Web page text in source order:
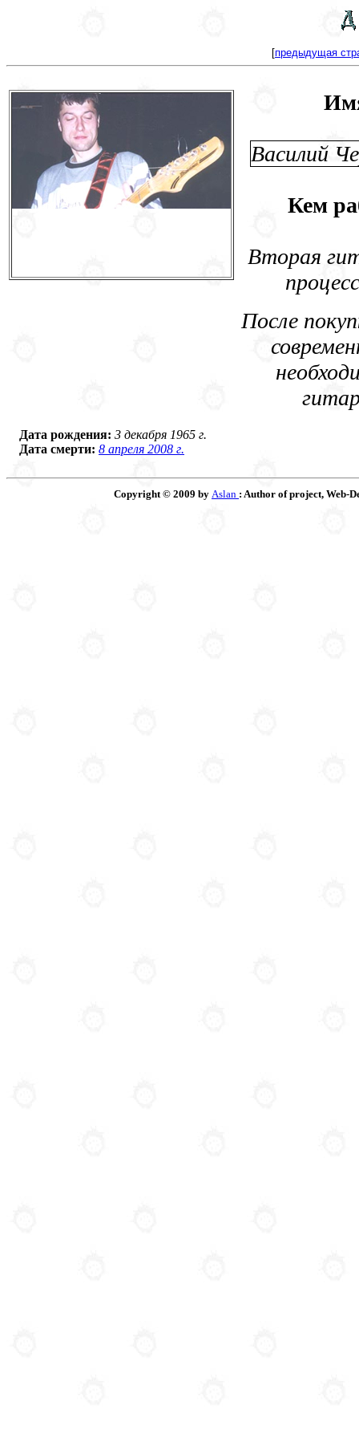
[предыдущая
Василий
Кем
Вторая
После
Дата рождения: 3 декабря 1965 г.
Дата смерти: 8 апреля 2008 г.
Copyright © 2009 by Aslan : Author of project, Web-